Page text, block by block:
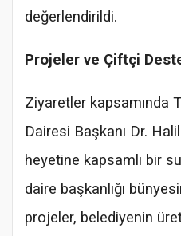
değerlendirildi.
Projeler ve Çiftçi
Ziyaretler kapsamında
Dairesi Başkanı Dr.
heyetine kapsamlı bir
daire başkanlığı
projeler, belediyenin